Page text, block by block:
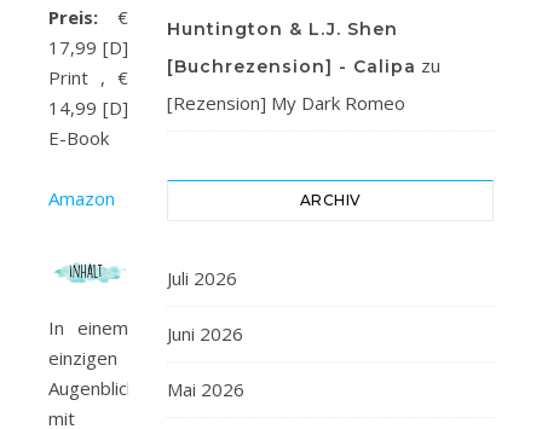
Preis: €
17,99 [D]
Print , €
14,99 [D]
E-Book
Amazon
In einem
einzigen
Augenblick
mit
Huntington & L.J. Shen
[Buchrezension] - Calipa zu
[Rezension] My Dark Romeo
ARCHIV
Juli 2026
Juni 2026
Mai 2026